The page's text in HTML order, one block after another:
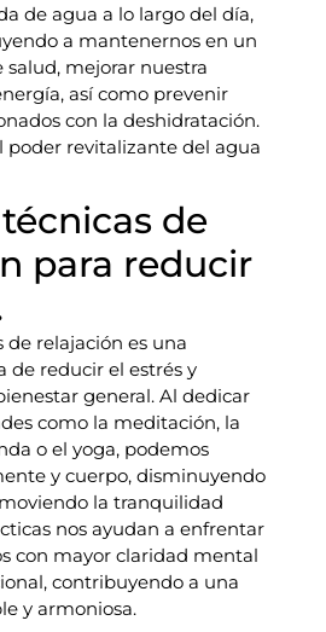
de agua a lo largo del día,
a mantenernos en un
mejorar nuestra
así como prevenir
con la deshidratación.
poder revitalizante del agua
de
para reducir
de relajación es una
de reducir el estrés y
general. Al dedicar
como la meditación, la
o el yoga, podemos
y cuerpo, disminuyendo
la tranquilidad
nos ayudan a enfrentar
con mayor claridad mental
contribuyendo a una
y armoniosa.